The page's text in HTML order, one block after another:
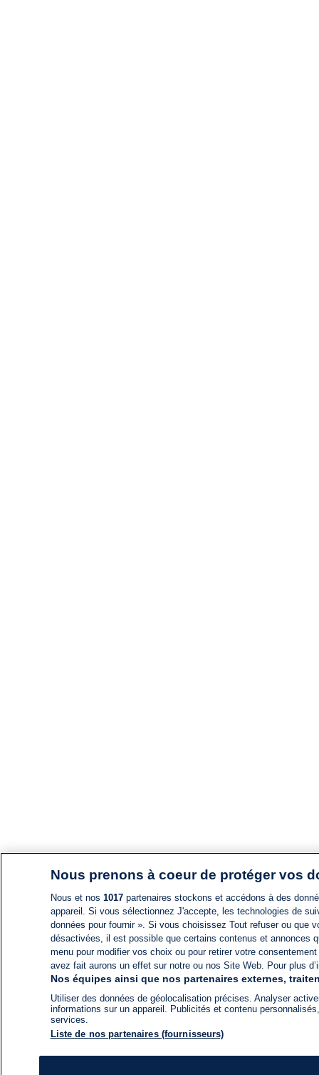
Nous prenons à coeur de protéger vos
Nous et nos 1017partenaires stockons et accédons à des
appareil. Si vous sélectionnez J'accepte, les technologies de
données pour fournir ». Si vous choisissez Tout refuser ou
désactivées, il est possible que certains contenus et annonces
menu pour modifier vos choix ou pour retirer votre
avez fait aurons un effet sur notre ou nos Site Web. Pour plus
Nos équipes ainsi que nos partenaires externes,
Utiliser des données de géolocalisation précises. Analyser
informations sur un appareil. Publicités et contenu
services.
Liste de nos partenaires (fournisseurs)